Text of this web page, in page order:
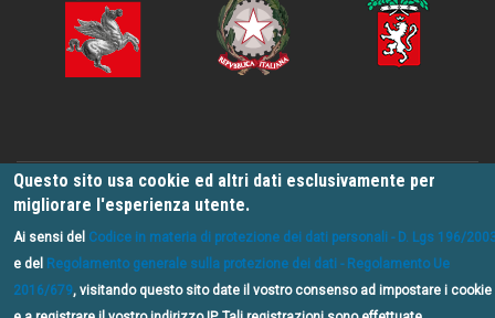
La rete di percorsi è stata sviluppata e validata nel quadro del progetto
"Valdelsa Valdicecina Outdoor" finanziato da fondi FSC – Fondo
Sviluppo e Coesione della Regione Toscana, in collaborazione con
Questo sito usa cookie ed altri dati esclusivamente per
migliorare l'esperienza utente.
Ai sensi del Codice in materia di protezione dei dati personali - D. Lgs 196/
e del Regolamento generale sulla protezione dei dati - Regolamento Ue
2016/679, visitando questo sito date il vostro consenso ad impostare i cookie